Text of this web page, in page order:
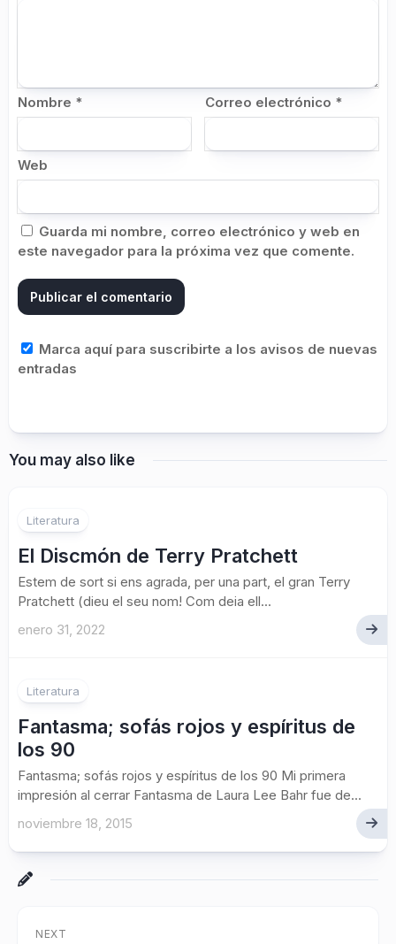
Nombre * Correo electrónico *
Web
Guarda mi nombre, correo electrónico y web en
este navegador para la próxima vez que comente.
Marca aquí para suscribirte a los avisos de nuevas
entradas
You may also like
Literatura
El Discmón de Terry Pratchett
Estem de sort si ens agrada, per una part, el gran Terry
Pratchett (dieu el seu nom! Com deia ell...
enero 31, 2022
Literatura
Fantasma; sofás rojos y espíritus de
los 90
Fantasma; sofás rojos y espíritus de los 90 Mi primera
impresión al cerrar Fantasma de Laura Lee Bahr fue de...
noviembre 18, 2015
NEXT